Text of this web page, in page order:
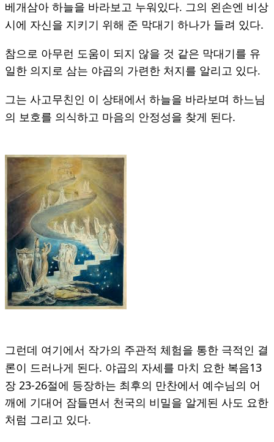
베개삼아 하늘을 바라보고 누워있다. 그의 왼손엔 비상
시에 자신을 지키기 위해 준 막대기 하나가 들려 있다.
참으로 아무런 도움이 되지 않을 것 같은 막대기를 유
일한 의지로 삼는 야곱의 가련한 처지를 알리고 있다.
그는 사고무친인 이 상태에서 하늘을 바라보며 하느님
의 보호를 의식하고 마음의 안정성을 찾게 된다.
그런데 여기에서 작가의 주관적 체험을 통한 극적인 결
론이 드러나게 된다. 야곱의 자세를 마치 요한 복음13
장 23-26절에 등장하는 최후의 만찬에서 예수님의 어
깨에 기대어 잠들면서 천국의 비밀을 알게된 사도 요한
처럼 그리고 있다.